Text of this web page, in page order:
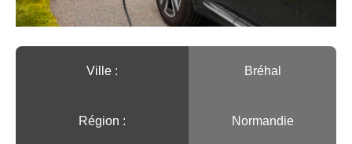
Ville :️ Bréhal
Région :️ Normandie